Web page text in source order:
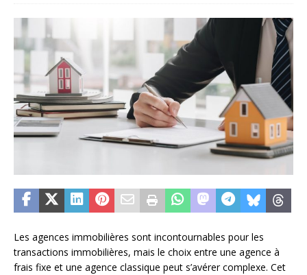
Les agences immobilières sont incontournables pour les
transactions immobilières, mais le choix entre une agence à
frais fixe et une agence classique peut s’avérer complexe. Cet